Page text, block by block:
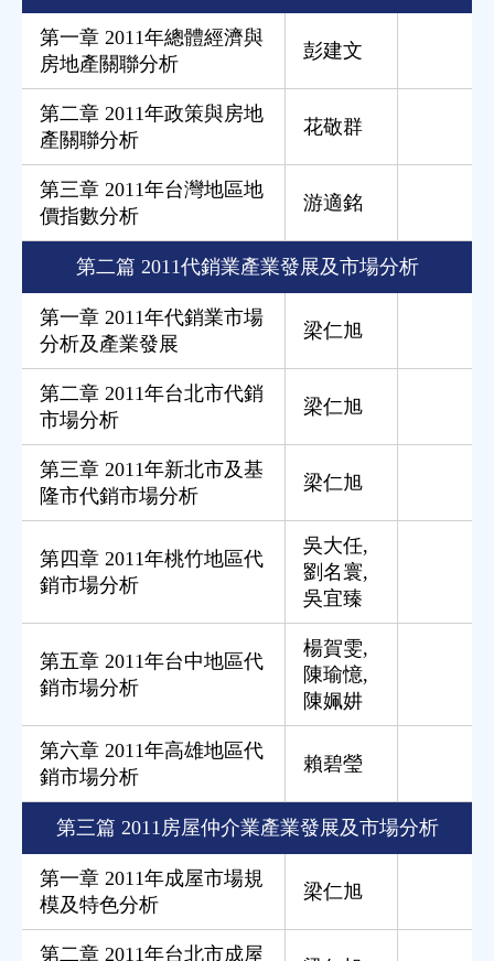
第一章 2011年總體經濟與
房地產關聯分析
彭建文
第二章 2011年政策與房地
產關聯分析
花敬群
第三章 2011年台灣地區地
價指數分析
游適銘
第二篇 2011代銷業產業發展及市場分析
第一章 2011年代銷業市場
分析及產業發展
梁仁旭
第二章 2011年台北市代銷
市場分析
梁仁旭
第三章 2011年新北市及基
隆市代銷市場分析
梁仁旭
第四章 2011年桃竹地區代
銷市場分析
吳大任,
劉名寰,
吳宜臻
第五章 2011年台中地區代
銷市場分析
楊賀雯,
陳瑜憶,
陳姵妌
第六章 2011年高雄地區代
銷市場分析
賴碧瑩
第三篇 2011房屋仲介業產業發展及市場分析
第一章 2011年成屋市場規
模及特色分析
梁仁旭
第二章 2011年台北市成屋